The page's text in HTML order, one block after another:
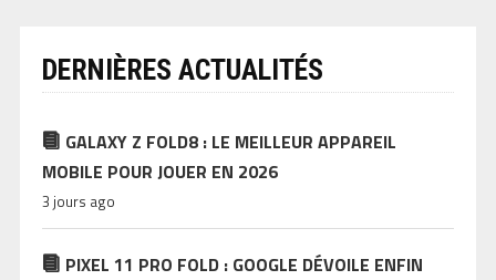
DERNIÈRES ACTUALITÉS
GALAXY Z FOLD8 : LE MEILLEUR APPAREIL
MOBILE POUR JOUER EN 2026
3 jours ago
PIXEL 11 PRO FOLD : GOOGLE DÉVOILE ENFIN